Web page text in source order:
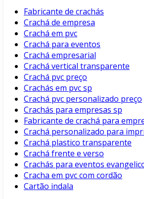
Fabricante de crachás
Crachá de empresa
Crachá em pvc
Crachá para eventos
Crachá empresarial
Crachá vertical transparente
Crachá pvc preço
Crachás em pvc sp
Crachá pvc personalizado preço
Crachás para empresas sp
Fabricante de crachá para
Crachá personalizado para
Crachá plastico transparente
Crachá frente e verso
Crachás para eventos
Cracha em pvc com cordão
Cartão indala